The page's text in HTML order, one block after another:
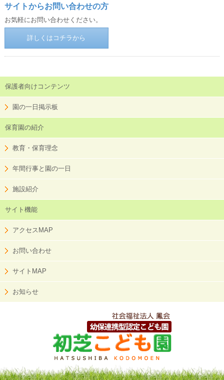
サイトからお問い合わせの方
お気軽にお問い合わせください。
詳しくはコチラから
保護者向けコンテンツ
園の一日掲示板
保育園の紹介
教育・保育理念
年間行事と園の一日
施設紹介
サイト機能
アクセスMAP
お問い合わせ
サイトMAP
お知らせ